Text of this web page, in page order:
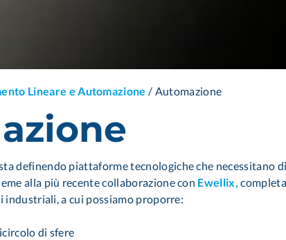
Lineare e Automazione / Automazione
definendo piattaforme tecnologiche che necessitano
alla più recente collaborazione con Ewellix,
industriali, a cui possiamo proporre:
di sfere